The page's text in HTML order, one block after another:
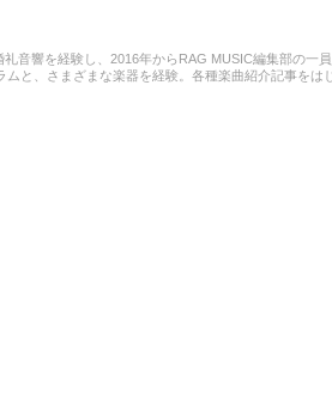
音響を経験し、2016年からRAG MUSIC編集部の一
と、さまざまな楽器を経験。各種楽曲紹介記事をは